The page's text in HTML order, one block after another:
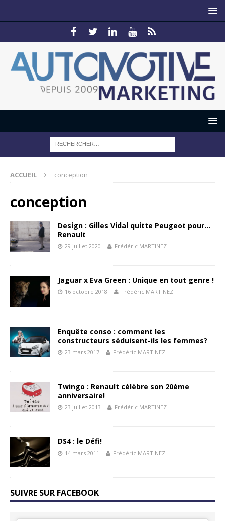
ACCUEIL conception
conception
Design : Gilles Vidal quitte Peugeot pour…
Renault
29 juillet 2020 Frédéric MARTINEZ
Jaguar x Eva Green : Unique en tout genre !
16 octobre 2018 Frédéric MARTINEZ
Enquête conso : comment les
constructeurs séduisent-ils les femmes?
23 mars 2017 Frédéric MARTINEZ
Twingo : Renault célèbre son 20ème
anniversaire!
23 juillet 2013 Frédéric MARTINEZ
DS4 : le Défi!
14 mars 2011 Frédéric MARTINEZ
SUIVRE SUR FACEBOOK